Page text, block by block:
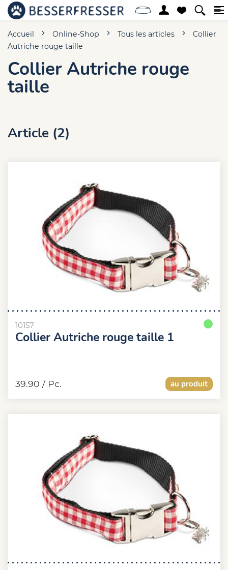
Accueil Online-Shop Tous les articles
Collier
Autriche rouge taille
Collier Autriche rouge
taille
Article (2)
10157
Collier Autriche rouge taille 1
au produit
39.90 / Pc.